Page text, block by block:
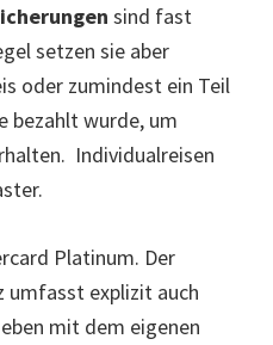
sind fast
setzen sie aber
oder zumindest ein Teil
bezahlt wurde, um
Individualreisen
Platinum. Der
umfasst explizit auch
mit dem eigenen